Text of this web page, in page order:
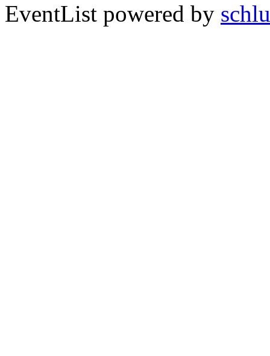
EventList powered by